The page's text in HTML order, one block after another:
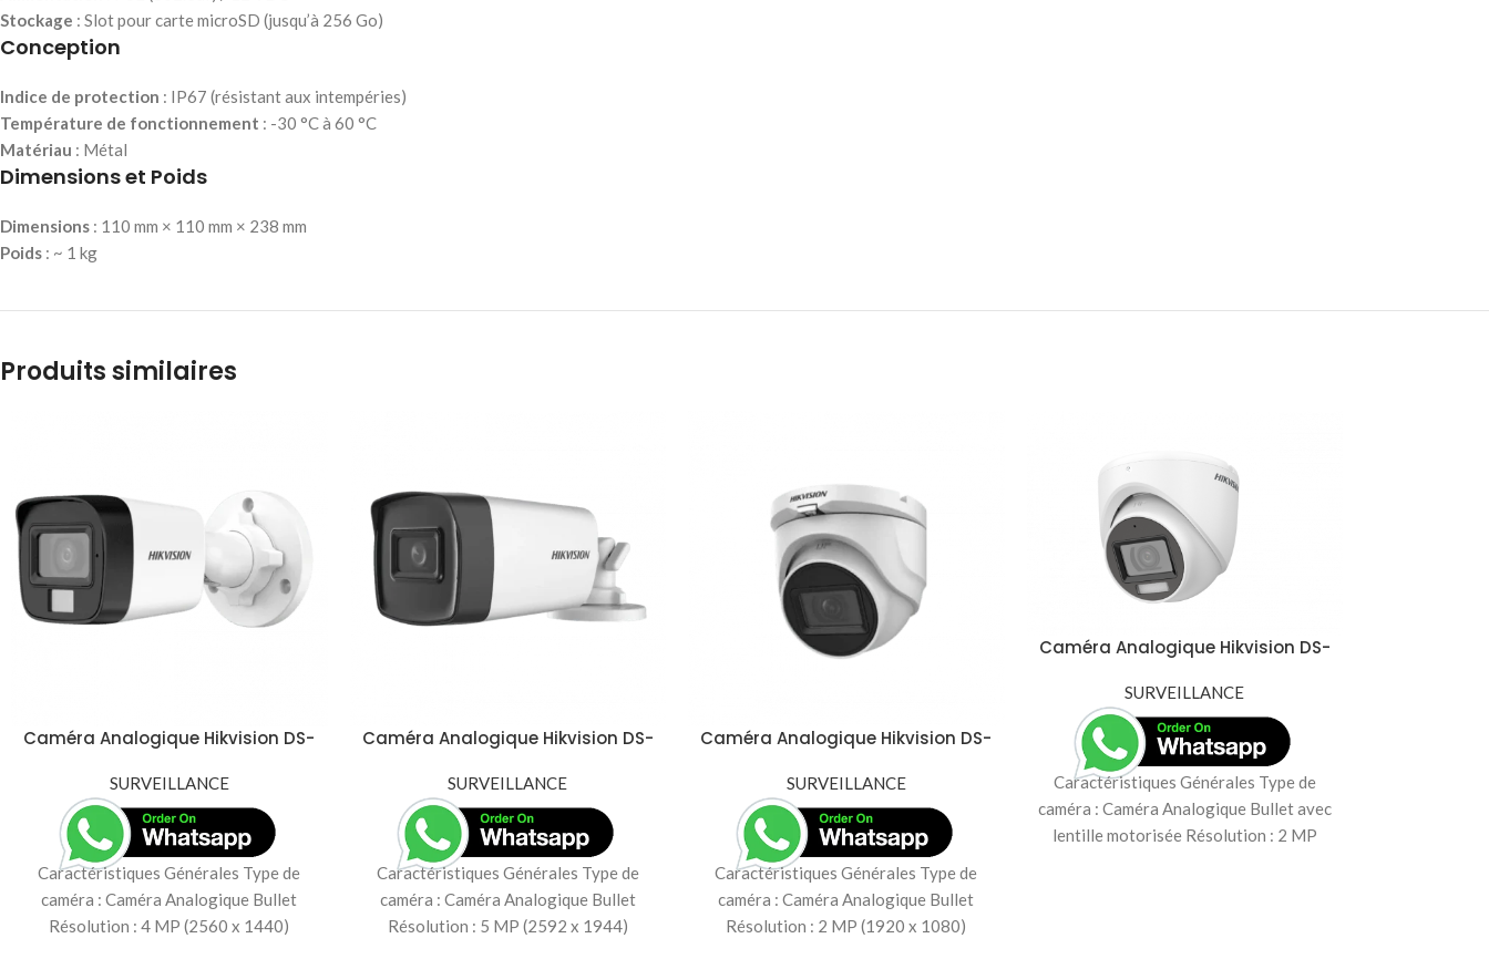
Stockage : Slot pour carte microSD (jusqu’à 256 Go)
Conception
Indice de protection : IP67 (résistant aux intempéries)
Température de fonctionnement : -30 °C à 60 °C
Matériau : Métal
Dimensions et Poids
Dimensions : 110 mm × 110 mm × 238 mm
Poids : ~ 1 kg
Produits similaires
Caméra Analogique Hikvision DS-
Infrarouge à 40m
SURVEILLANCE
Caractéristiques Générales Type de
caméra : Caméra Analogique Bullet
Résolution : 4 MP (2560 x 1440)
Caméra Analogique Hikvision DS-
Infrarouge à 50m
SURVEILLANCE
Caractéristiques Générales Type de
caméra : Caméra Analogique Bullet
Résolution : 5 MP (2592 x 1944)
Caméra Analogique Hikvision DS-
Infrarouge à 50m
SURVEILLANCE
Caractéristiques Générales Type de
caméra : Caméra Analogique Bullet
Résolution : 2 MP (1920 x 1080)
Caméra Analogique Hikvision DS-
Infrarouge à 40m et Lentille
Motorisée
SURVEILLANCE
Caractéristiques Générales Type de
caméra : Caméra Analogique Bullet avec
lentille motorisée Résolution : 2 MP